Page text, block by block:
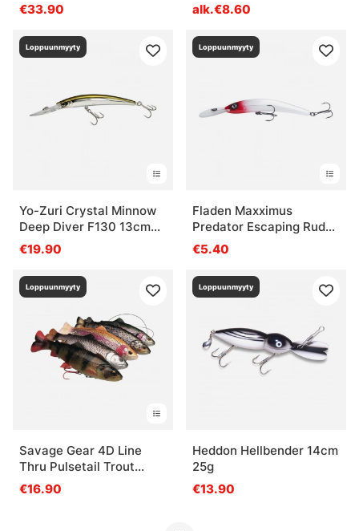
€33.90
alk.€8.60
Loppuunmyyty
Yo-Zuri Crystal Minnow
Deep Diver F130 13cm
24g
€19.90
Loppuunmyyty
Fladen Maxximus
Predator Escaping Rudd
110mm 16g
€5.40
Loppuunmyyty
Savage Gear 4D Line
Thru Pulsetail Trout
16cm 51g
€16.90
Loppuunmyyty
Heddon Hellbender 14cm
25g
€13.90